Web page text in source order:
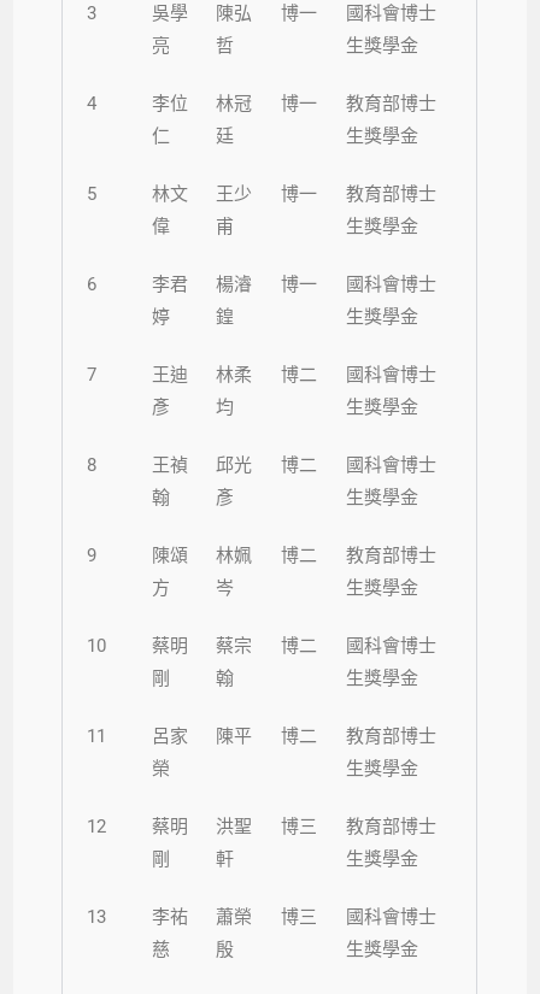
3
吳學
亮
陳弘
哲
博一
國科會博士
生獎學金
4
李位
仁
林冠
廷
博一
教育部博士
生獎學金
5
林文
偉
王少
甫
博一
教育部博士
生獎學金
6
李君
婷
楊濬
鍠
博一
國科會博士
生獎學金
7
王迪
彥
林柔
均
博二
國科會博士
生獎學金
8
王禎
翰
邱光
彥
博二
國科會博士
生獎學金
9
陳頌
方
林姵
岑
博二
教育部博士
生獎學金
10
蔡明
剛
蔡宗
翰
博二
國科會博士
生獎學金
11
呂家
榮
陳平 博二
教育部博士
生獎學金
12
蔡明
剛
洪聖
軒
博三
教育部博士
生獎學金
13
李祐
慈
蕭榮
殷
博三
國科會博士
生獎學金